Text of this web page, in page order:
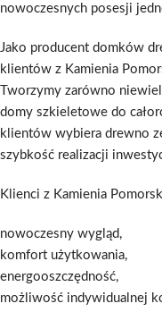
nowoczesnych posesji
Jako producent domków
klientów z Kamienia
Tworzymy zarówno
domy szkieletowe do
klientów wybiera drewno
szybkość realizacji
Klienci z Kamienia
nowoczesny wygląd,
komfort użytkowania,
energooszczędność,
możliwość indywidualnej